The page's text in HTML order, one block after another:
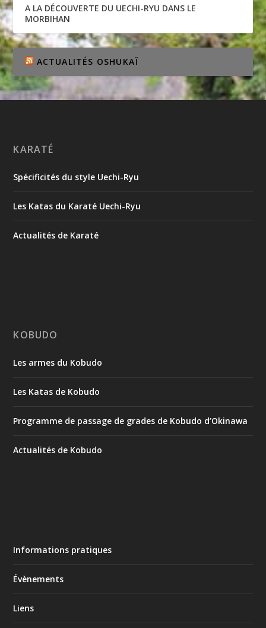
A LA DÉCOUVERTE DU UECHI-RYU DANS LE
MORBIHAN
ACTUALITÉS OSHUKAÏ
KARATÉ
Spécificités du style Uechi-Ryu
Les Katas du Karaté Uechi-Ryu
Actualités de Karaté
KOBUDO
Les armes du Kobudo
Les Katas de Kobudo
Programme de passage de grades de Kobudo d’Okinawa
Actualités de Kobudo
Informations pratiques
Évènements
Liens